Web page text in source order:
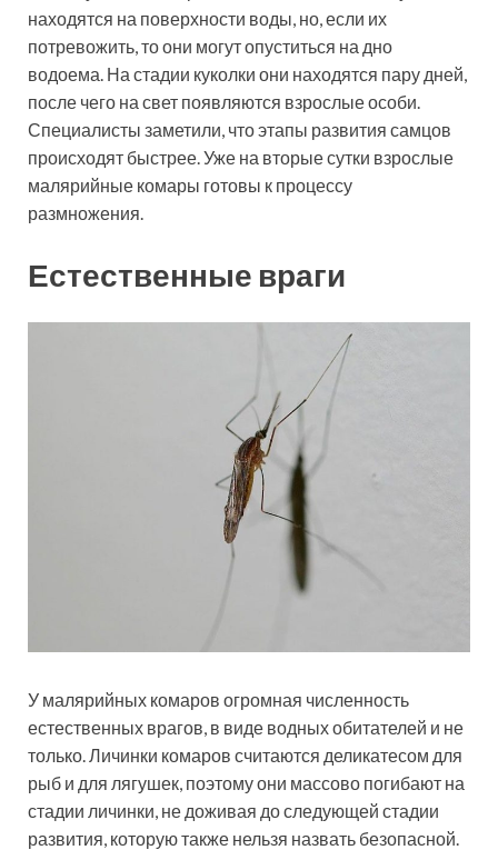
находятся на поверхности воды, но, если их
потревожить, то они могут опуститься на дно
водоема. На стадии куколки они находятся пару дней,
после чего на свет появляются взрослые особи.
Специалисты заметили, что этапы развития самцов
происходят быстрее. Уже на вторые сутки взрослые
малярийные комары готовы к процессу
размножения.
Естественные враги
У малярийных комаров огромная численность
естественных врагов, в виде водных обитателей и не
только. Личинки комаров считаются деликатесом для
рыб и для лягушек, поэтому они массово погибают на
стадии личинки, не доживая до следующей стадии
развития, которую также нельзя назвать безопасной.